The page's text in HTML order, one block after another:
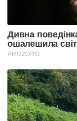
Дивна
ошалешила світ
PROZORO